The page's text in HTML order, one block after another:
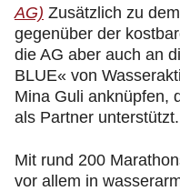
AG) Zusätzlich zu
gegenüber der
die AG aber auch an
BLUE« von
Mina Guli anknüpfen,
als Partner unterstützt.
Mit rund 200
vor allem in